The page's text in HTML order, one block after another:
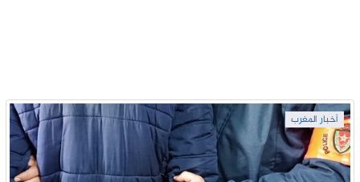
أخبار المغرب